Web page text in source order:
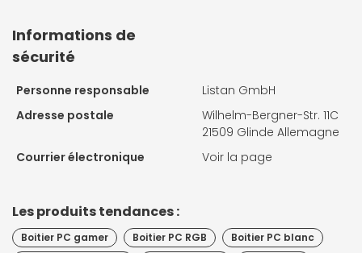
Informations de
sécurité
Personne responsable
Listan GmbH
Adresse postale
Wilhelm-Bergner-Str. 11C
21509 Glinde Allemagne
Courrier électronique
Voir la page
Les produits tendances :
Boitier PC gamer Boitier PC RGB
Boitier PC blanc